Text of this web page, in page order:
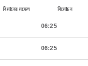
বিমানের মডেল বিমোচন
06:25
06:25